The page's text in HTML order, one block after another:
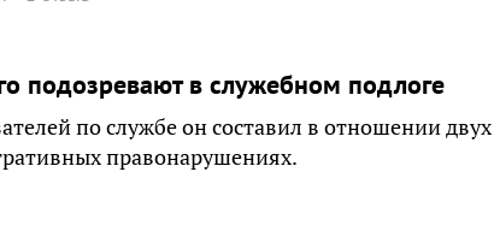
подозревают в служебном подлоге
по службе он составил в отношении двух
правонарушениях.